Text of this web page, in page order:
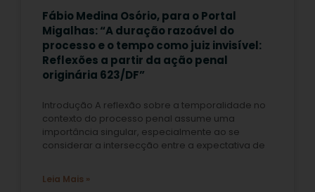
Fábio Medina Osório, para o Portal
Migalhas: “A duração razoável do
processo e o tempo como juiz invisível:
Reflexões a partir da ação penal
originária 623/DF”
Introdução A reflexão sobre a temporalidade no
contexto do processo penal assume uma
importância singular, especialmente ao se
considerar a intersecção entre a expectativa de
Leia Mais »